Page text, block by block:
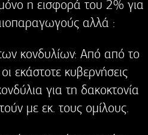
η εισφορά του 2% για
αλλά :
κονδυλίων: Από από το
εκάστοτε κυβερνήσεις
για τη δακοκτονία
με εκ. τους ομίλους.